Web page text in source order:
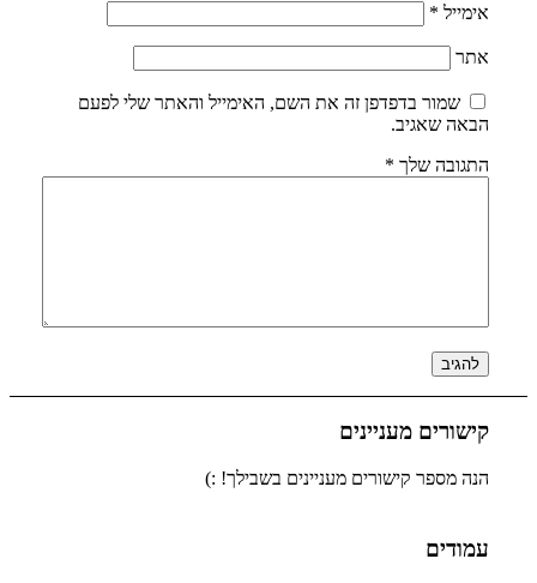
אימייל *
אתר
שמור בדפדפן זה את השם, האימייל והאתר שלי לפעם
הבאה שאגיב.
התגובה שלך *
קישורים מעניינים
הנה מספר קישורים מעניינים בשבילך! :)
עמודים